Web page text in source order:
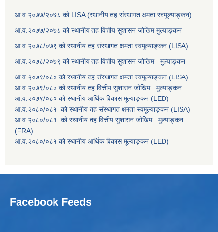
आ.व.२०७७/२०७८ को LISA (स्थानीय तह संस्थागत क्षमता स्वमूल्याङ्कन)
आ.व.२०७७/२०७८ को स्थानीय तह वित्तीय सुशासन जोखिम मुल्याङ्कन
आ.व.२०७८/०७९ को स्थानीय तह संस्थागत क्षमता स्वमूल्याङ्कन (LISA)
आ.व.२०७८/२०७९ को स्थानीय तह वित्तीय सुशासन जोखिम मुल्याङ्कन
आ.व.२०७९/०८० को स्थानीय तह संस्थागत क्षमता स्वमूल्याङ्कन (LISA)
आ.व.२०७९/०८० को स्थानीय तह वित्तीय सुशासन जोखिम मुल्याङ्कन
आ.व.२०७९/०८० को स्थानीय आर्थिक विकास मूल्याङ्कन (LED)
आ.व.२०८०/०८१ को स्थानीय तह संस्थागत क्षमता स्वमूल्याङ्कन (LISA)
आ.व.२०८०/०८१ को स्थानीय तह वित्तीय सुशासन जोखिम मुल्याङ्कन
(FRA)
आ.व.२०८०/०८१ को स्थानीय आर्थिक विकास मूल्याङ्कन (LED)
Facebook Feeds